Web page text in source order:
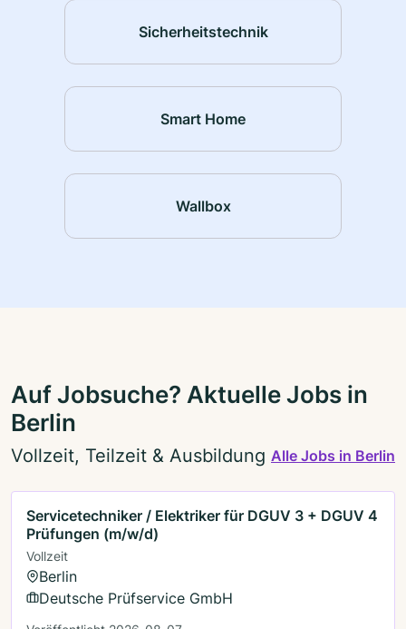
Sicherheitstechnik
Smart Home
Wallbox
Auf Jobsuche? Aktuelle Jobs in
Berlin
Vollzeit, Teilzeit & Ausbildung Alle Jobs in Berlin
Servicetechniker / Elektriker für DGUV 3 + DGUV 4
Prüfungen (m/w/d)
Vollzeit
Berlin
Deutsche Prüfservice GmbH